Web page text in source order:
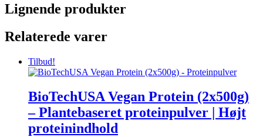
Lignende produkter
Relaterede varer
Tilbud!
BioTechUSA Vegan Protein (2x500g)
– Plantebaseret proteinpulver | Højt
proteinindhold